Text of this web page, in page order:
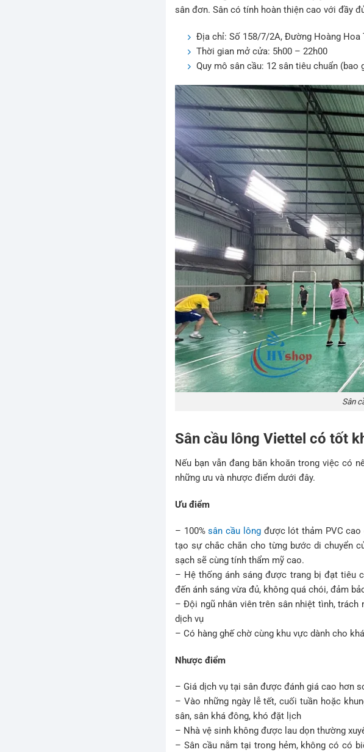
sân đơn. Sân có tính hoàn thiện cao với đầy
Địa chỉ: Số 158/7/2A, Đường Hoàng Hoa
Thời gian mở cửa: 5h00 – 22h00
Quy mô sân cầu: 12 sân tiêu chuẩn
Sân
Sân cầu lông Viettel có tốt
Nếu bạn vẫn đang băn khoăn trong việc có
những ưu và nhược điểm dưới đây.
Ưu điểm
– 100%sân cầu lôngđược lót thảm PVC cao
tạo sự chắc chắn cho từng bước di chuyển
sạch sẽ cùng tính thẩm mỹ cao.
– Hệ thống ánh sáng được trang bị đạt tiêu
đến ánh sáng vừa đủ, không quá chói, đảm
– Đội ngũ nhân viên trên sân nhiệt tình,
dịch vụ
– Có hàng ghế chờ cùng khu vực dành cho
Nhược điểm
– Giá dịch vụ tại sân được đánh giá cao hơn
– Vào những ngày lễ tết, cuối tuần hoặc
sân, sân khá đông, khó đặt lịch
– Nhà vệ sinh không được lau dọn thường
– Sân cầu nằm tại trong hẻm, không có có